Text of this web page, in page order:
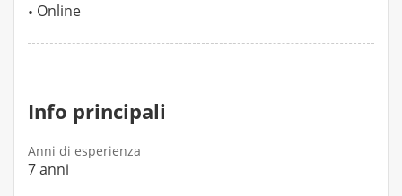
Online
Info principali
Anni di esperienza
7 anni